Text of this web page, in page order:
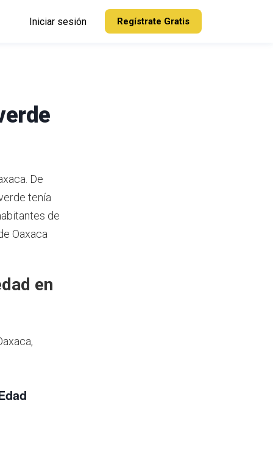
Iniciar sesión Regístrate Gratis
De
tenía
de
Oaxaca
en